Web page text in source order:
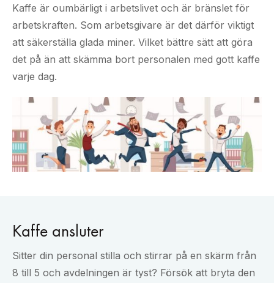
Kaffe är oumbärligt i arbetslivet och är bränslet för
arbetskraften. Som arbetsgivare är det därför viktigt
att säkerställa glada miner. Vilket bättre sätt att göra
det på än att skämma bort personalen med gott kaffe
varje dag.
Kaffe ansluter
Sitter din personal stilla och stirrar på en skärm från
8 till 5 och avdelningen är tyst? Försök att bryta den